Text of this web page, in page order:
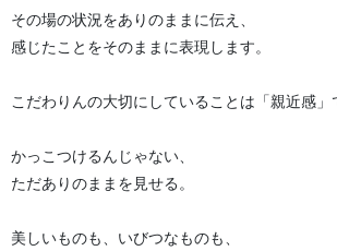
その場の状況をありのままに伝え、
感じたことをそのままに表現します。
こだわりんの大切にしていることは「親近感」
かっこつけるんじゃない、
ただありのままを見せる。
美しいものも、いびつなものも、